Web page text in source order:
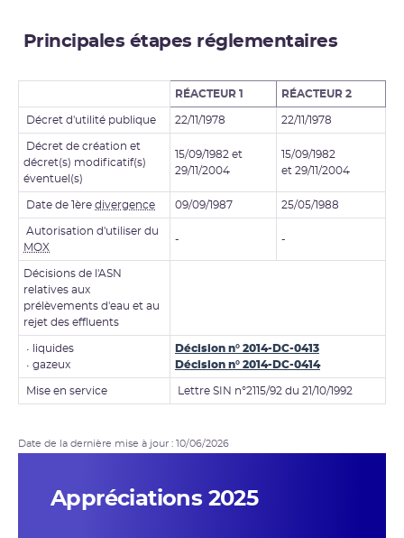
Principales étapes réglementaires
RÉACTEUR 1 RÉACTEUR 2
Décret d'utilité publique 22/11/1978 22/11/1978
Décret de création et
décret(s) modificatif(s)
éventuel(s)
15/09/1982 et
29/11/2004
15/09/1982
et 29/11/2004
Date de 1ère divergence 09/09/1987 25/05/1988
Autorisation d'utiliser du
MOX
- -
Décisions de l'ASN
relatives aux
prélèvements d'eau et au
rejet des effluents
• liquides
• gazeux
Décision n° 2014-DC-0413
Décision n° 2014-DC-0414
Mise en service Lettre SIN n°2115/92 du 21/10/1992
Date de la dernière mise à jour : 10/06/2026
Appréciations 2025